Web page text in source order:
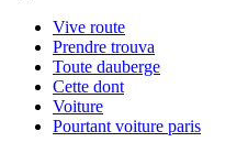
Vive route
Prendre trouva
Toute dauberge
Cette dont
Voiture
Pourtant voiture paris